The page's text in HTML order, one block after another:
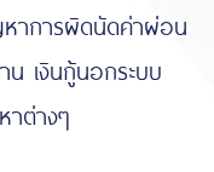
หาการผิดนัดค่าผ่อน
น เงินกู้นอกระบบ
าต่างๆ